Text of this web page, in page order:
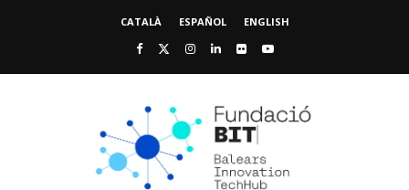
CATALÀ ESPAÑOL ENGLISH